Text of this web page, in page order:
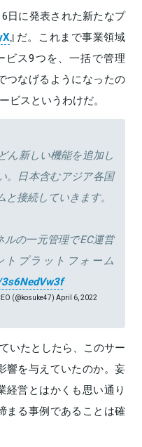
日に発表された新たなプ
』だ。これまで事業領域
ビス9つを、一括で管理
つなげるようになったの
ビスというわけだ。
ん新しい機能を追加し
。日本含むアジア各国
接続していきます。
ルの一元管理でEC運営
トプラットフォーム
(@kosuke47) April 6, 2022
いたとしたら、このサー
響を与えていたのか。妄
経営とはかくも思い通り
まる事例であることは確